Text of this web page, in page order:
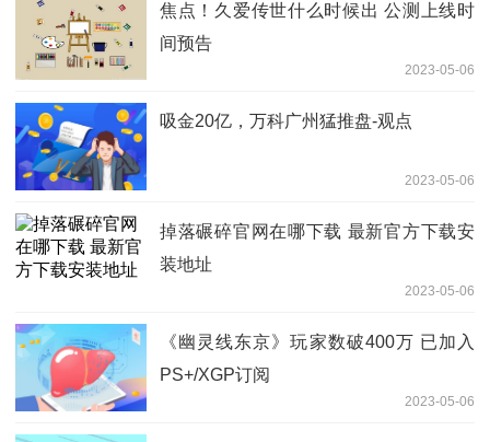
焦点！久爱传世什么时候出 公测上线时
间预告
2023-05-06
吸金20亿，万科广州猛推盘-观点
2023-05-06
掉落碾碎官网在哪下载 最新官方下载安
装地址
2023-05-06
《幽灵线东京》玩家数破400万 已加入
PS+/XGP订阅
2023-05-06